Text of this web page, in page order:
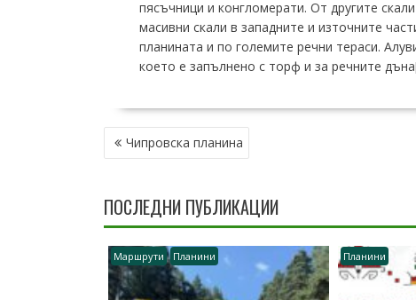
пясъчници и конгломерати. От другите
масивни скали в западните и източните
планината и по големите речни тераси.
което е запълнено с торф и за речните
НАВИГАЦИЯ
Чипровска планина
ПОСЛЕДНИ ПУБЛИКАЦИИ
Маршрути Планини Планини